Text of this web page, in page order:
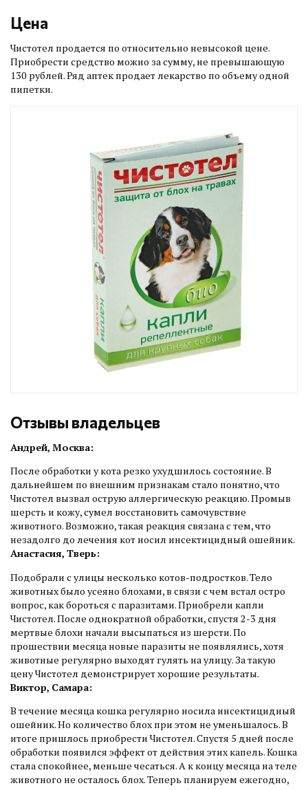
Цена
Чистотел продается по относительно невысокой цене.
Приобрести средство можно за сумму, не превышающую
130 рублей. Ряд аптек продает лекарство по объему одной
пипетки.
Отзывы владельцев
Андрей, Москва:
После обработки у кота резко ухудшилось состояние. В
дальнейшем по внешним признакам стало понятно, что
Чистотел вызвал острую аллергическую реакцию. Промыв
шерсть и кожу, сумел восстановить самочувствие
животного. Возможно, такая реакция связана с тем, что
незадолго до лечения кот носил инсектицидный ошейник.
Анастасия, Тверь:
Подобрали с улицы несколько котов-подростков. Тело
животных было усеяно блохами, в связи с чем встал остро
вопрос, как бороться с паразитами. Приобрели капли
Чистотел. После однократной обработки, спустя 2-3 дня
мертвые блохи начали высыпаться из шерсти. По
прошествии месяца новые паразиты не появлялись, хотя
животные регулярно выходят гулять на улицу. За такую
цену Чистотел демонстрирует хорошие результаты.
Виктор, Самара:
В течение месяца кошка регулярно носила инсектицидный
ошейник. Но количество блох при этом не уменьшалось. В
итоге пришлось приобрести Чистотел. Спустя 5 дней после
обработки появился эффект от действия этих капель. Кошка
стала спокойнее, меньше чесаться. А к концу месяца на теле
животного не осталось блох. Теперь планируем ежегодно,